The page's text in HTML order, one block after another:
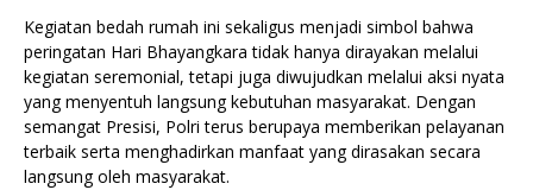
Kegiatan bedah rumah ini sekaligus menjadi simbol bahwa
peringatan Hari Bhayangkara tidak hanya dirayakan melalui
kegiatan seremonial, tetapi juga diwujudkan melalui aksi nyata
yang menyentuh langsung kebutuhan masyarakat. Dengan
semangat Presisi, Polri terus berupaya memberikan pelayanan
terbaik serta menghadirkan manfaat yang dirasakan secara
langsung oleh masyarakat.